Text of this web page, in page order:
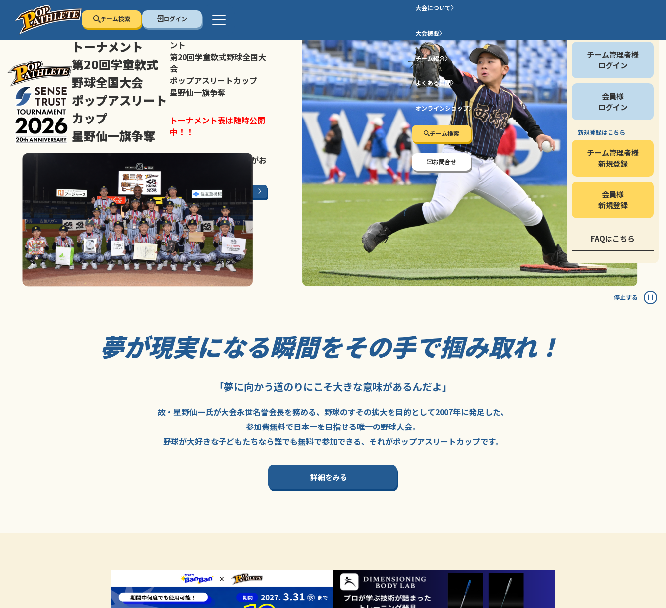
チーム検索 ログイン
大会について
大会概要
チーム紹介
よくある質問
オンラインショップ
チーム検索
お問合せ
停止する
センス・トラスト
トーナメント
第20回学童軟式
野球全国大会
ポップアスリート
カップ
星野仙一旗争奪
トーナメント表は随時公開
センス・トラストトーナメ
ント
第20回学童軟式野球全国大
会
ポップアスリートカップ
星野仙一旗争奪
トーナメント表は随時公開
中！！
がお
大会ページはこちら
チーム管理者様
ログイン
会員様
ログイン
新規登録はこちら
チーム管理者様
新規登録
会員様
新規登録
FAQはこちら
夢が現実になる瞬間をその手で掴み取れ！
「夢に向かう道のりにこそ大きな意味があるんだよ」
故・星野仙一氏が大会永世名誉会長を務める、野球のすその拡大を目的として2007年に発足した、
参加費無料で日本一を目指せる唯一の野球大会。
野球が大好きな子どもたちなら誰でも無料で参加できる、 それがポップアスリートカップです。
詳細をみる